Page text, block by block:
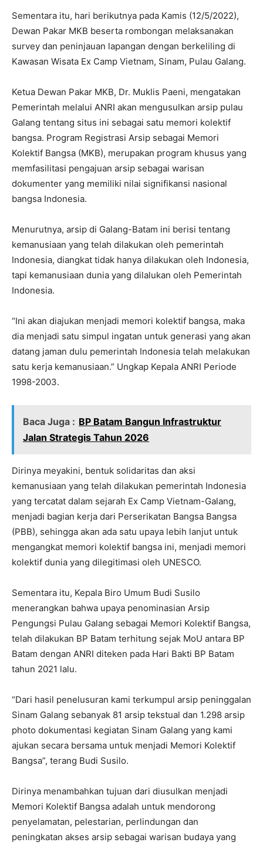
Sementara itu, hari berikutnya pada Kamis (12/5/2022),
Dewan Pakar MKB beserta rombongan melaksanakan
survey dan peninjauan lapangan dengan berkeliling di
Kawasan Wisata Ex Camp Vietnam, Sinam, Pulau Galang.
Ketua Dewan Pakar MKB, Dr. Muklis Paeni, mengatakan
Pemerintah melalui ANRI akan mengusulkan arsip pulau
Galang tentang situs ini sebagai satu memori kolektif
bangsa. Program Registrasi Arsip sebagai Memori
Kolektif Bangsa (MKB), merupakan program khusus yang
memfasilitasi pengajuan arsip sebagai warisan
dokumenter yang memiliki nilai signifikansi nasional
bangsa Indonesia.
Menurutnya, arsip di Galang-Batam ini berisi tentang
kemanusiaan yang telah dilakukan oleh pemerintah
Indonesia, diangkat tidak hanya dilakukan oleh Indonesia,
tapi kemanusiaan dunia yang dilalukan oleh Pemerintah
Indonesia.
“Ini akan diajukan menjadi memori kolektif bangsa, maka
dia menjadi satu simpul ingatan untuk generasi yang akan
datang jaman dulu pemerintah Indonesia telah melakukan
satu kerja kemanusiaan.” Ungkap Kepala ANRI Periode
1998-2003.
Baca Juga : BP Batam Bangun Infrastruktur
Jalan Strategis Tahun 2026
Dirinya meyakini, bentuk solidaritas dan aksi
kemanusiaan yang telah dilakukan pemerintah Indonesia
yang tercatat dalam sejarah Ex Camp Vietnam-Galang,
menjadi bagian kerja dari Perserikatan Bangsa Bangsa
(PBB), sehingga akan ada satu upaya lebih lanjut untuk
mengangkat memori kolektif bangsa ini, menjadi memori
kolektif dunia yang dilegitimasi oleh UNESCO.
Sementara itu, Kepala Biro Umum Budi Susilo
menerangkan bahwa upaya penominasian Arsip
Pengungsi Pulau Galang sebagai Memori Kolektif Bangsa,
telah dilakukan BP Batam terhitung sejak MoU antara BP
Batam dengan ANRI diteken pada Hari Bakti BP Batam
tahun 2021 lalu.
“Dari hasil penelusuran kami terkumpul arsip peninggalan
Sinam Galang sebanyak 81 arsip tekstual dan 1.298 arsip
photo dokumentasi kegiatan Sinam Galang yang kami
ajukan secara bersama untuk menjadi Memori Kolektif
Bangsa”, terang Budi Susilo.
Dirinya menambahkan tujuan dari diusulkan menjadi
Memori Kolektif Bangsa adalah untuk mendorong
penyelamatan, pelestarian, perlindungan dan
peningkatan akses arsip sebagai warisan budaya yang